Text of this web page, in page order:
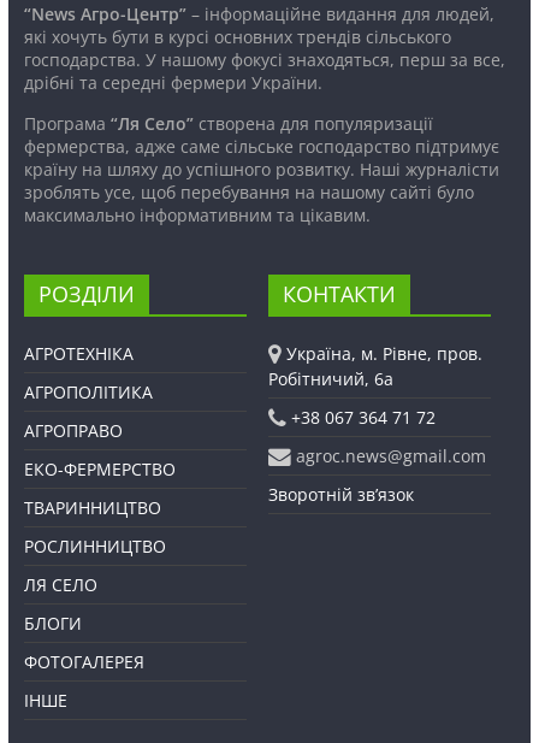
“News Агро-Центр”– інформаційне видання для людей,
які хочуть бути в курсі основних трендів сільського
господарства. У нашому фокусі знаходяться, перш за все,
дрібні та середні фермери України.
Програма “Ля Село”створена для популяризації
фермерства, адже саме сільське господарство підтримує
країну на шляху до успішного розвитку. Наші журналісти
зроблять усе, щоб перебування на нашому сайті було
максимально інформативним та цікавим.
РОЗДІЛИ
АГРОТЕХНІКА
АГРОПОЛІТИКА
АГРОПРАВО
ЕКО-ФЕРМЕРСТВО
ТВАРИННИЦТВО
РОСЛИННИЦТВО
ЛЯ СЕЛО
БЛОГИ
ФОТОГАЛЕРЕЯ
ІНШЕ
КОНТАКТИ
Україна, м. Рівне, пров.
Робітничий, 6а
+38 067 364 71 72
agroc.news@gmail.com
Зворотній зв’язок